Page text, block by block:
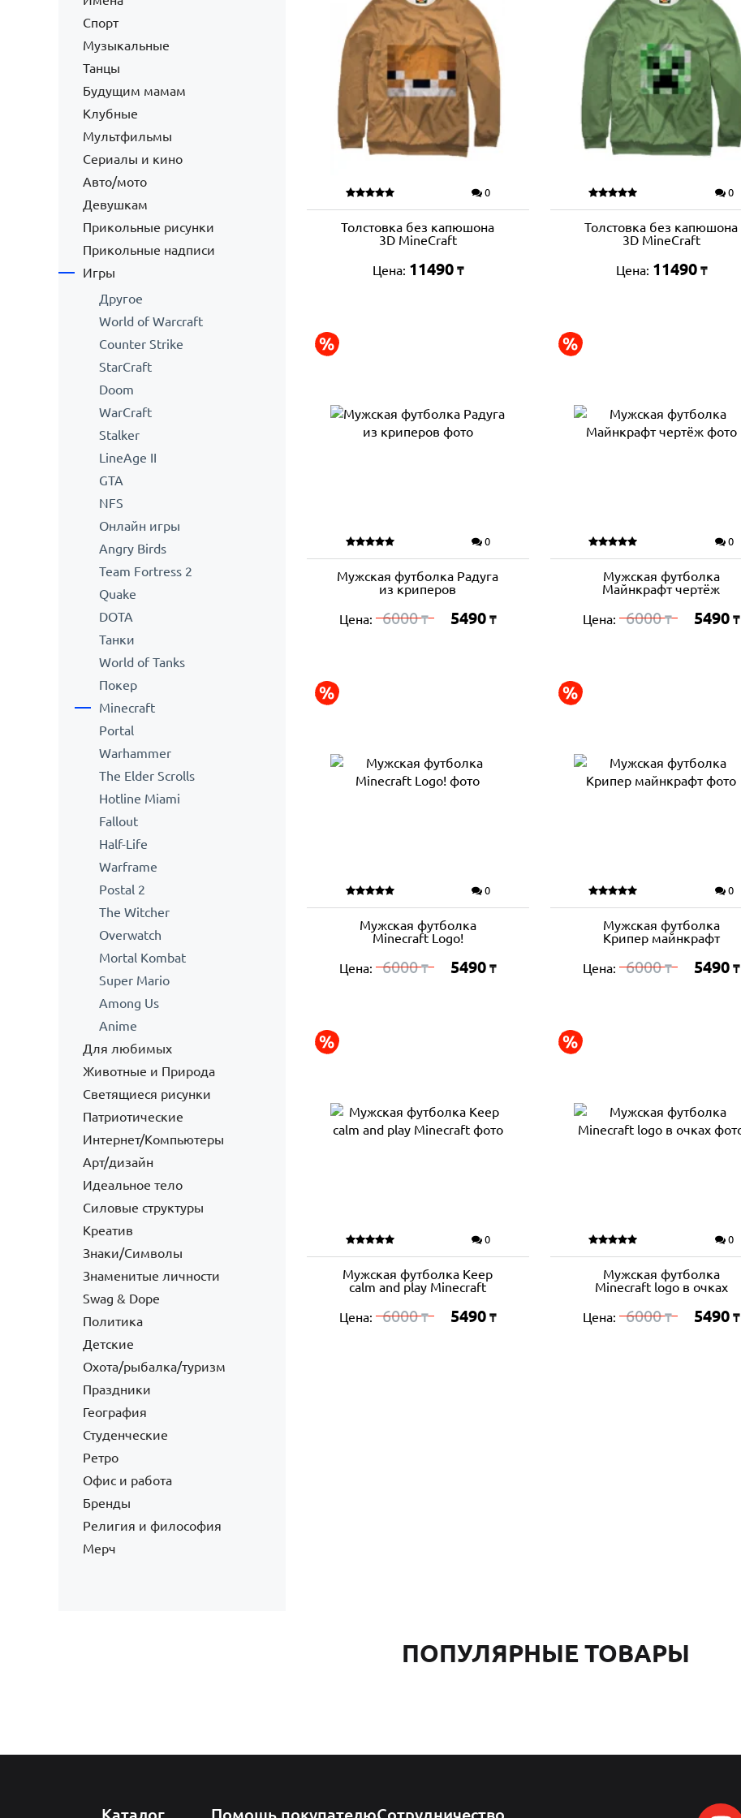
Спорт
Музыкальные
Танцы
Будущим мамам
Клубные
Мультфильмы
Сериалы и кино
Авто/мото
Девушкам
Прикольные рисунки
Прикольные надписи
Игры
Другое
World of Warcraft
Counter Strike
StarCraft
Doom
WarCraft
Stalker
LineAge II
GTA
NFS
Онлайн игры
Angry Birds
Team Fortress 2
Quake
DOTA
Танки
World of Tanks
Покер
Minecraft
Portal
Warhammer
The Elder Scrolls
Hotline Miami
Fallout
Half-Life
Warframe
Postal 2
The Witcher
Overwatch
Mortal Kombat
Super Mario
Among Us
Anime
Для любимых
Животные и Природа
Светящиеся рисунки
Патриотические
Интернет/Компьютеры
Арт/дизайн
Идеальное тело
Силовые структуры
Креатив
Знаки/Символы
Знаменитые личности
Swag & Dope
Политика
Детские
Охота/рыбалка/туризм
Праздники
География
Студенческие
Ретро
Офис и работа
Бренды
Религия и философия
Мерч
0
Толстовка без капюшона
3D MineCraft
Цена: 11490 ₸
0
Толстовка без капюшона
3D MineCraft
Цена: 11490 ₸
0
Мужская футболка Радуга
из криперов
Цена: 6000₸ 5490 ₸
0
Мужская футболка
Майнкрафт чертёж
Цена: 6000₸ 5490 ₸
0
Мужская футболка
Minecraft Logo!
Цена: 6000₸ 5490 ₸
0
Мужская футболка
Крипер майнкрафт
Цена: 6000₸ 5490 ₸
0
Мужская футболка Keep
calm and play Minecraft
Цена: 6000₸ 5490 ₸
0
Мужская футболка
Minecraft logo в очках
Цена: 6000₸ 5490 ₸
ПОПУЛЯРНЫЕ ТОВАРЫ